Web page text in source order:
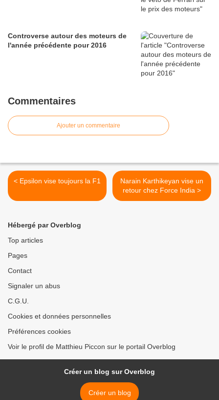
Controverse autour des moteurs de
l'année précédente pour 2016
Commentaires
Ajouter un commentaire
< Epsilon vise toujours la F1
Narain Karthikeyan vise un
retour chez Force India >
Hébergé par Overblog
Top articles
Pages
Contact
Signaler un abus
C.G.U.
Cookies et données personnelles
Préférences cookies
Voir le profil de Matthieu Piccon sur le portail Overblog
Créer un blog sur Overblog
Créer un blog